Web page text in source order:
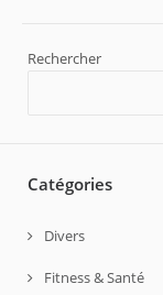
Rechercher
Catégories
Divers
Fitness & Santé